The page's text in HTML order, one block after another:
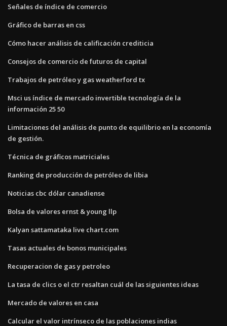
Señales de índice de comercio
Gráfico de barras en css
Cómo hacer análisis de calificación crediticia
Consejos de comercio de futuros de capital
Trabajos de petróleo y gas weatherford tx
Msci us índice de mercado invertible tecnología de la
información 25 50
Limitaciones del análisis de punto de equilibrio en la economía
de gestión.
Técnica de gráficos matriciales
Ranking de producción de petróleo de libia
Noticias cbc dólar canadiense
Bolsa de valores ernst & young llp
Kalyan sattamataka live chart.com
Tasas actuales de bonos municipales
Recuperacion de gas y petroleo
La tasa de clics o el ctr resaltan cuál de las siguientes ideas
Mercado de valores en casa
Calcular el valor intrínseco de las poblaciones indias